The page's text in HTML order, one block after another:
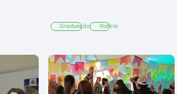
Graduação Notícia